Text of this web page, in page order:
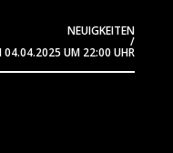
NEUIGKEITEN
/
04.04.2025 UM 22:00 UHR